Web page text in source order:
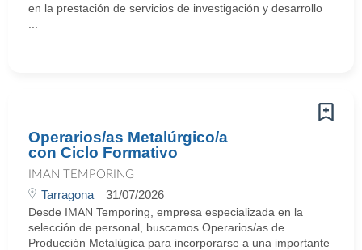
en la prestación de servicios de investigación y desarrollo
Operarios/as Metalúrgico/a
con Ciclo Formativo
IMAN TEMPORING
Tarragona 31/07/2026
Desde IMAN Temporing, empresa especializada en la
selección de personal, buscamos Operarios/as de
Producción Metalúgica para incorporarse a una importante